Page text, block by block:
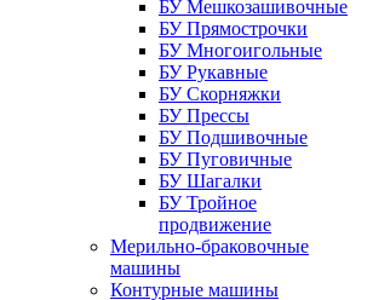
БУ Мешкозашивочные
БУ Прямострочки
БУ Многоигольные
БУ Рукавные
БУ Скорняжки
БУ Прессы
БУ Подшивочные
БУ Пуговичные
БУ Шагалки
БУ Тройное
продвижение
Мерильно-браковочные
машины
Контурные машины